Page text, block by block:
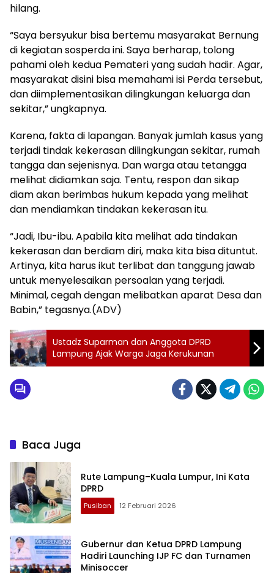
hilang.
“Saya bersyukur bisa bertemu masyarakat Bernung
di kegiatan sosperda ini. Saya berharap, tolong
pahami oleh kedua Pemateri yang sudah hadir. Agar,
masyarakat disini bisa memahami isi Perda tersebut,
dan diimplementasikan dilingkungan keluarga dan
sekitar,” ungkapnya.
Karena, fakta di lapangan. Banyak jumlah kasus yang
terjadi tindak kekerasan dilingkungan sekitar, rumah
tangga dan sejenisnya. Dan warga atau tetangga
melihat didiamkan saja. Tentu, respon dan sikap
diam akan berimbas hukum kepada yang melihat
dan mendiamkan tindakan kekerasan itu.
“Jadi, Ibu-ibu. Apabila kita melihat ada tindakan
kekerasan dan berdiam diri, maka kita bisa dituntut.
Artinya, kita harus ikut terlibat dan tanggung jawab
untuk menyelesaikan persoalan yang terjadi.
Minimal, cegah dengan melibatkan aparat Desa dan
Babin,” tegasnya.(ADV)
Ustadz Suparman dan Anggota DPRD
Lampung Ajak Warga Jaga Kerukunan
Baca Juga
Rute Lampung–Kuala Lumpur, Ini Kata
DPRD
Pusiban 12 Februari 2026
Gubernur dan Ketua DPRD Lampung
Hadiri Launching IJP FC dan Turnamen
Minisoccer